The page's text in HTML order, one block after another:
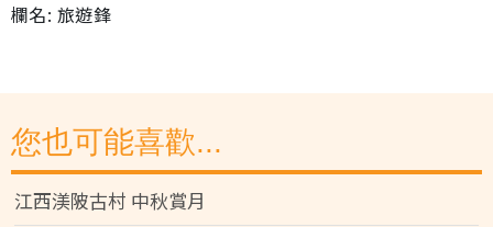
欄名: 旅遊鋒
您也可能喜歡...
江西渼陂古村 中秋賞月